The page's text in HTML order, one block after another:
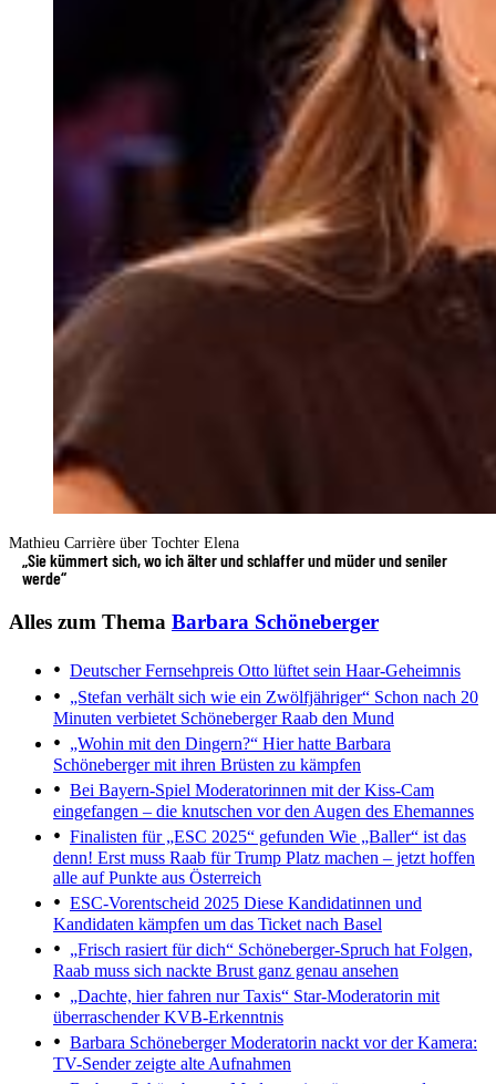
Mathieu Carrière über Tochter Elena
„Sie kümmert sich, wo ich älter und schlaffer und müder und seniler
werde“
Alles zum Thema Barbara Schöneberger
Deutscher Fernsehpreis Otto lüftet sein Haar-Geheimnis
„Stefan verhält sich wie ein Zwölfjähriger“ Schon nach 20
Minuten verbietet Schöneberger Raab den Mund
„Wohin mit den Dingern?“ Hier hatte Barbara
Schöneberger mit ihren Brüsten zu kämpfen
Bei Bayern-Spiel Moderatorinnen mit der Kiss-Cam
eingefangen – die knutschen vor den Augen des Ehemannes
Finalisten für „ESC 2025“ gefunden Wie „Baller“ ist das
denn! Erst muss Raab für Trump Platz machen – jetzt hoffen
alle auf Punkte aus Österreich
ESC-Vorentscheid 2025 Diese Kandidatinnen und
Kandidaten kämpfen um das Ticket nach Basel
„Frisch rasiert für dich“ Schöneberger-Spruch hat Folgen,
Raab muss sich nackte Brust ganz genau ansehen
„Dachte, hier fahren nur Taxis“ Star-Moderatorin mit
überraschender KVB-Erkenntnis
Barbara SchönebergerModeratorin nackt vor der Kamera:
TV-Sender zeigte alte Aufnahmen